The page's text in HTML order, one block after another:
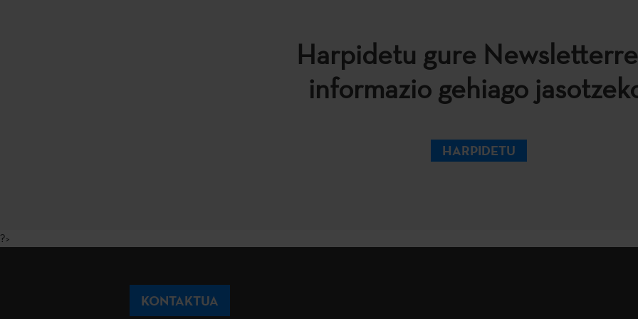
Harpidetu gure
informazio gehiago
HARPIDETU
?>
KONTAKTUA